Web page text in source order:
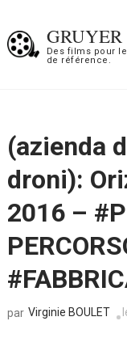
contenu
GRUYER
Des films pour
de référence.
(azienda
droni):
2016 –
par Virginie BOULET